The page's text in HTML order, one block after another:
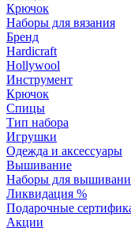
Крючок
Наборы для вязания
Бренд
Hardicraft
Hollywool
Инструмент
Крючок
Спицы
Тип набора
Игрушки
Одежда и аксессуары
Вышивание
Наборы для
Ликвидация %
Подарочные
Акции